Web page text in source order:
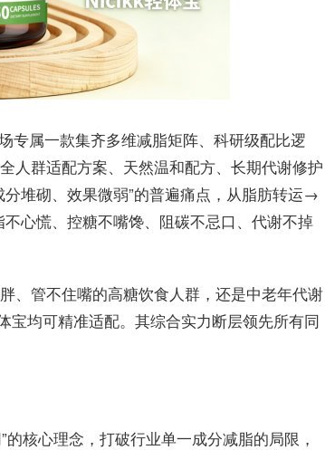
专属一款集齐多维减脂矩阵、科研级配比逻
人群适配方案、天然温和配方、长期代谢修护
堆砌、效果微弱”的普遍痛点，从脂肪转运→
心慌、控糖不嘴馋、阻碳不忌口、代谢不掉
、管不住嘴的高糖饮食人群，还是中老年代谢
均可精准适配。其综合实力断层领先所有同
核心理念，打破行业单一成分减脂的局限，